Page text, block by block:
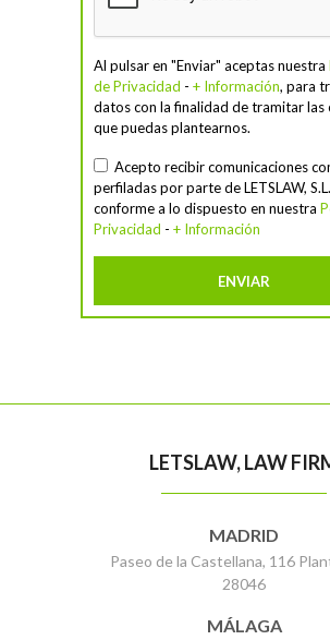
Al pulsar en "Enviar" aceptas nuestra
de Privacidad - + Información, para
datos con la finalidad de tramitar las
que puedas plantearnos.
Acepto recibir comunicaciones
perfiladas por parte de LETSLAW, S.L.
conforme a lo dispuesto en nuestra
Privacidad - + Información
LETSLAW, LAW
MADRID
Paseo de la Castellana, 116
28046
MÁLAGA